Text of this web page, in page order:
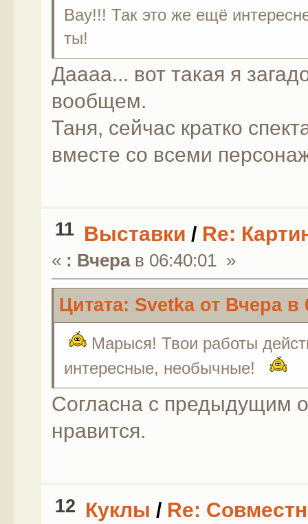
Вау!!! Так это же ещё
ты!
Даааа... вот такая я
вообщем.
Таня, сейчас кратко
вместе со всеми
11 Выставки / Re:
« : Вчерав 06:40:01 »
Цитата: Svetka от Вчерав
Марыся! Твои работы
интересные, необычные!
Согласна с предыдущим
нравится.
12 Куклы / Re: